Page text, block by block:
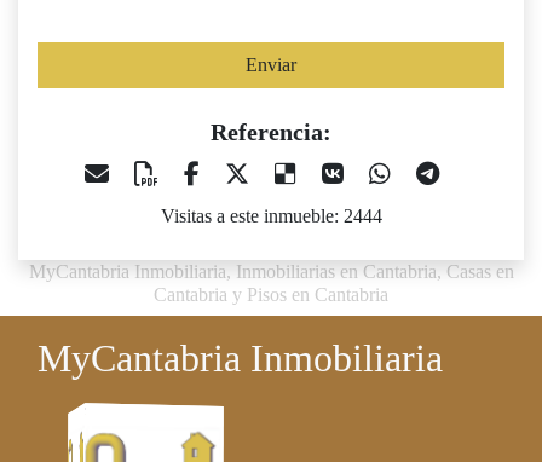
Enviar
Referencia:
Visitas a este inmueble: 2444
MyCantabria Inmobiliaria, Inmobiliarias en Cantabria, Casas en
Cantabria y Pisos en Cantabria
MyCantabria Inmobiliaria